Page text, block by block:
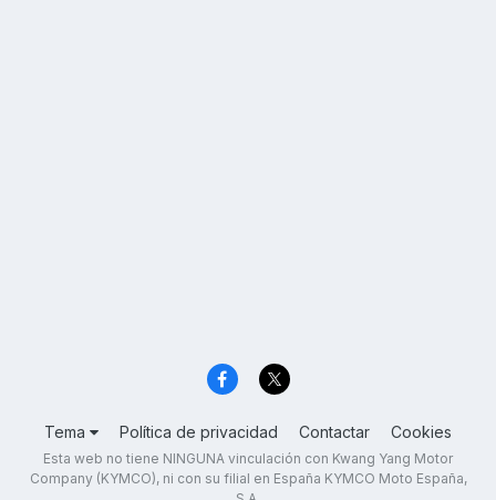
Tema Política de privacidad Contactar Cookies
Esta web no tiene NINGUNA vinculación con Kwang Yang Motor
Company (KYMCO), ni con su filial en España KYMCO Moto España,